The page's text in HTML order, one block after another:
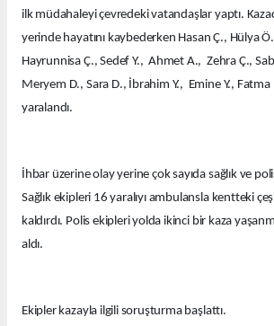
ilk müdahaleyi çevredeki vatandaşlar yaptı.
yerinde hayatını kaybederken Hasan Ç., Hülya
Hayrunnisa Ç., Sedef Y., Ahmet A., Zehra Ç.,
Meryem D., Sara D., İbrahim Y., Emine Y., Fatma
yaralandı.
İhbar üzerine olay yerine çok sayıda sağlık ve
Sağlık ekipleri 16 yaralıyı ambulansla kentteki
kaldırdı. Polis ekipleri yolda ikinci bir kaza
aldı.
Ekipler kazayla ilgili soruşturma başlattı.